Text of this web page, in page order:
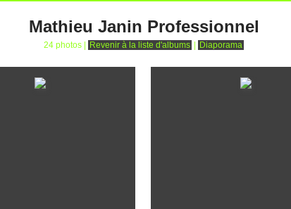
Mathieu Janin Professionnel
24 photos Revenir à la liste d'albums Diaporama